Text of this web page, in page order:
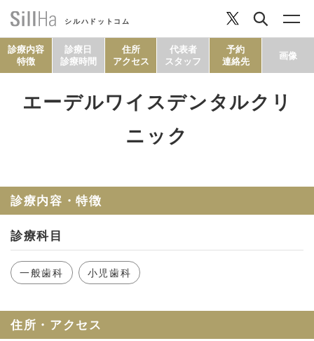
シルハドットコム
コラム
診療内容
特徴
診療日
診療時間
住所
アクセス
代表者
スタッフ
予約
連絡先
画像
エーデルワイスデンタルクリ
ニック
診療内容・特徴
診療科目
一般歯科 小児歯科
住所・アクセス